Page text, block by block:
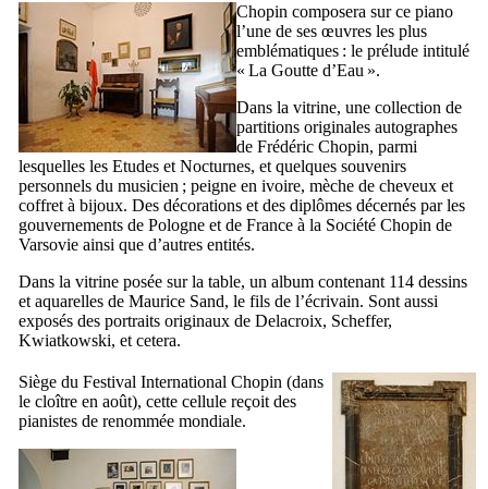
Chopin composera sur ce piano
l’une de ses œuvres les plus
emblématiques : le prélude intitulé
« La Goutte d’Eau ».
Dans la vitrine, une collection de
partitions originales autographes
de Frédéric Chopin, parmi
lesquelles les Etudes et Nocturnes, et quelques souvenirs
personnels du musicien ; peigne en ivoire, mèche de cheveux et
coffret à bijoux. Des décorations et des diplômes décernés par les
gouvernements de Pologne et de France à la Société Chopin de
Varsovie ainsi que d’autres entités.
Dans la vitrine posée sur la table, un album contenant 114 dessins
et aquarelles de Maurice Sand, le fils de l’écrivain. Sont aussi
exposés des portraits originaux de Delacroix, Scheffer,
Kwiatkowski, et cetera.
Siège du Festival International Chopin (dans
le cloître en août), cette cellule reçoit des
pianistes de renommée mondiale.